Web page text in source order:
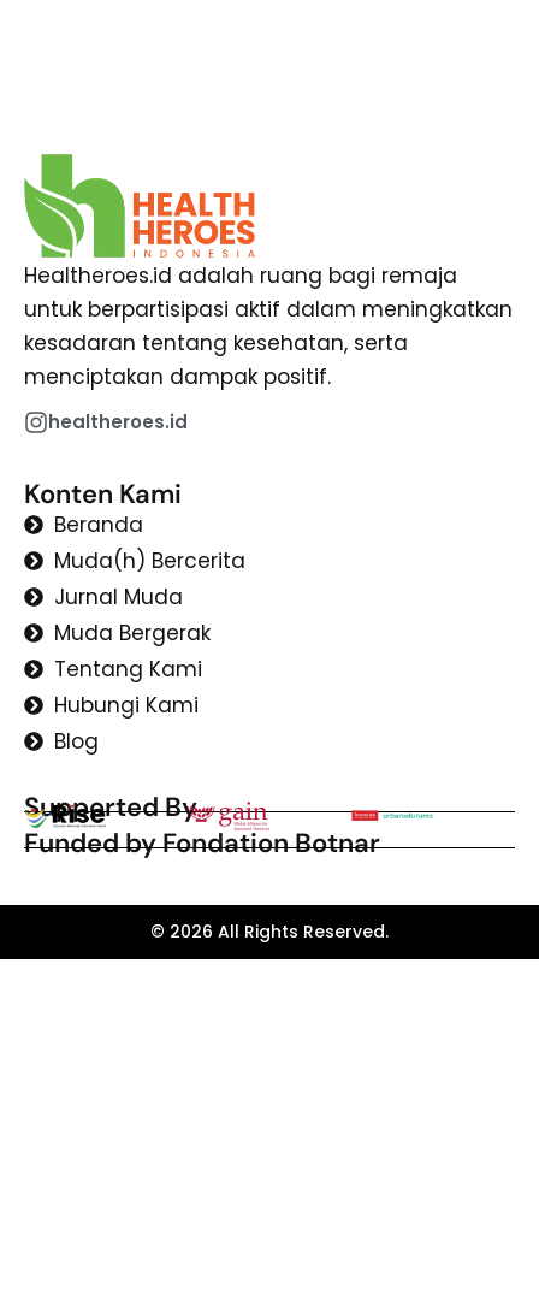
Healtheroes.id adalah ruang bagi remaja
untuk berpartisipasi aktif dalam meningkatkan
kesadaran tentang kesehatan, serta
menciptakan dampak positif.
healtheroes.id
Konten Kami
Beranda
Muda(h) Bercerita
Jurnal Muda
Muda Bergerak
Tentang Kami
Hubungi Kami
Blog
Supported By
Funded by Fondation Botnar
© 2026 All Rights Reserved.